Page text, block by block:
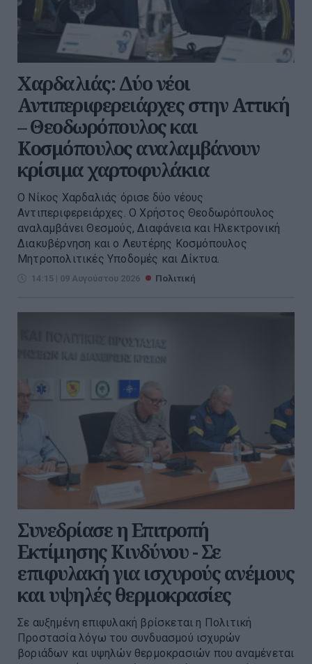
Χαρδαλιάς: Δύο νέοι
Αντιπεριφερειάρχες στην Αττική
– Θεοδωρόπουλος και
Κοσμόπουλος αναλαμβάνουν
κρίσιμα χαρτοφυλάκια
Ο Νίκος Χαρδαλιάς όρισε δύο νέους
Αντιπεριφερειάρχες. Ο Χρήστος Θεοδωρόπουλος
αναλαμβάνει Θεσμούς, Διαφάνεια και Ηλεκτρονική
Διακυβέρνηση και ο Λευτέρης Κοσμόπουλος
Μητροπολιτικές Υποδομές και Δίκτυα.
14:15 | 09 Αυγούστου 2026 Πολιτική
Συνεδρίασε η Επιτροπή
Εκτίμησης Κινδύνου - Σε
επιφυλακή για ισχυρούς ανέμους
και υψηλές θερμοκρασίες
Σε αυξημένη επιφυλακή βρίσκεται η Πολιτική
Προστασία λόγω του συνδυασμού ισχυρών
βοριάδων και υψηλών θερμοκρασιών που αναμένεται